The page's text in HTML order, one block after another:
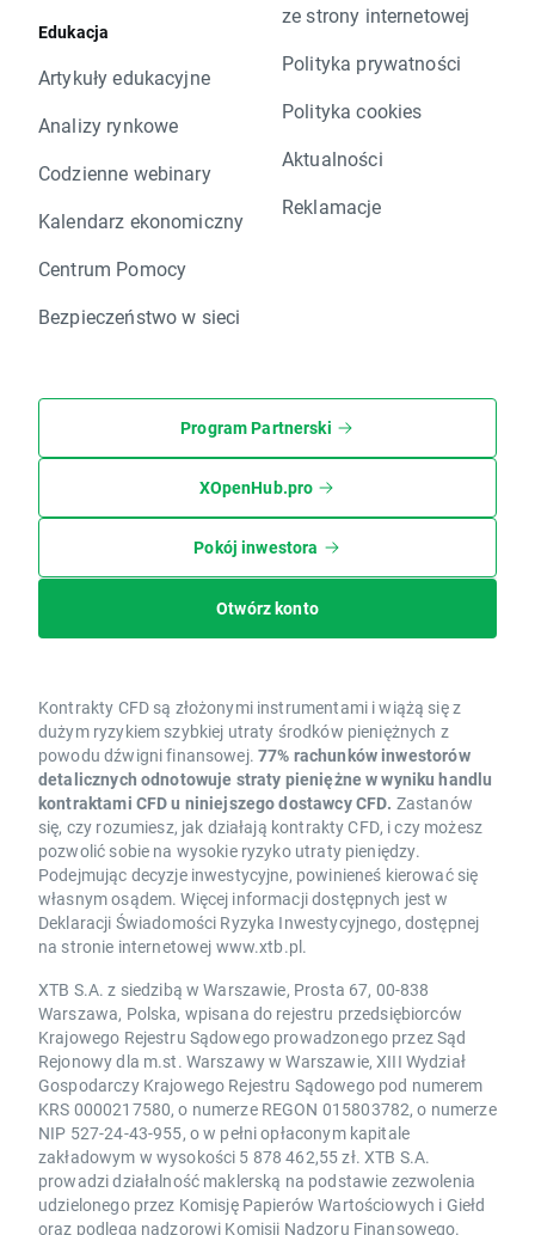
Edukacja
Artykuły edukacyjne
Analizy rynkowe
Codzienne webinary
Kalendarz ekonomiczny
Centrum Pomocy
Bezpieczeństwo w sieci
ze strony internetowej
Polityka prywatności
Polityka cookies
Aktualności
Reklamacje
Program Partnerski
XOpenHub.pro
Pokój inwestora
Otwórz konto
Kontrakty CFD są złożonymi instrumentami i wiążą się z
dużym ryzykiem szybkiej utraty środków pieniężnych z
powodu dźwigni finansowej. 77% rachunków inwestorów
detalicznych odnotowuje straty pieniężne w wyniku handlu
kontraktami CFD u niniejszego dostawcy CFD. Zastanów
się, czy rozumiesz, jak działają kontrakty CFD, i czy możesz
pozwolić sobie na wysokie ryzyko utraty pieniędzy.
Podejmując decyzje inwestycyjne, powinieneś kierować się
własnym osądem. Więcej informacji dostępnych jest w
Deklaracji Świadomości Ryzyka Inwestycyjnego, dostępnej
na stronie internetowej www.xtb.pl.
XTB S.A. z siedzibą w Warszawie, Prosta 67, 00-838
Warszawa, Polska, wpisana do rejestru przedsiębiorców
Krajowego Rejestru Sądowego prowadzonego przez Sąd
Rejonowy dla m.st. Warszawy w Warszawie, XIII Wydział
Gospodarczy Krajowego Rejestru Sądowego pod numerem
KRS 0000217580, o numerze REGON 015803782, o numerze
NIP 527-24-43-955, o w pełni opłaconym kapitale
zakładowym w wysokości 5 878 462,55 zł. XTB S.A.
prowadzi działalność maklerską na podstawie zezwolenia
udzielonego przez Komisję Papierów Wartościowych i Giełd
oraz podlega nadzorowi Komisji Nadzoru Finansowego.